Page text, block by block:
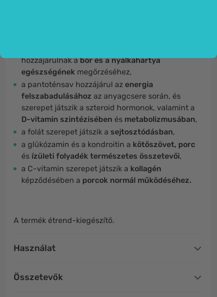
hozzájárulnak abőr és a nyálkahártya
egészségének megőrzéséhez,
a pantoténsav hozzájárul az energia
felszabadulásához az anyagcsere során, és
szerepet játszik a szteroid hormonok, valamint a
D-vitamin szintézisében és metabolizmusában,
a folát szerepet játszik a sejtosztódásban,
a glükózamin és a kondroitin a kötőszövet, porc
és ízületi folyadék természetes összetevői,
a C-vitamin szerepet játszik a kollagén
képződésében a porcok normál működéséhez.
A termék étrend-kiegészítő.
Használat
Összetevők